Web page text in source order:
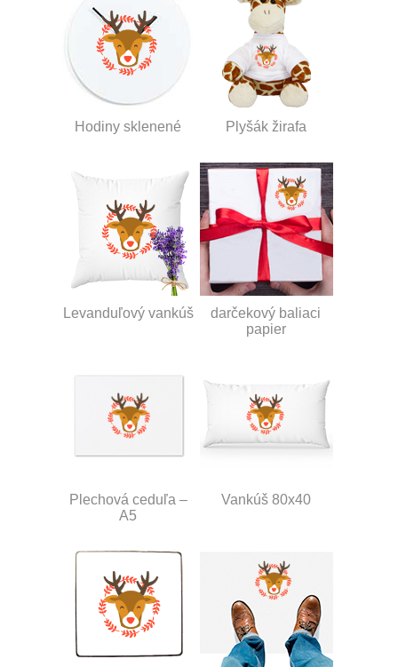
Hodiny sklenené Plyšák žirafa
Levanduľový vankúš
darčekový baliaci
papier
Plechová ceduľa –
A5
Vankúš 80x40